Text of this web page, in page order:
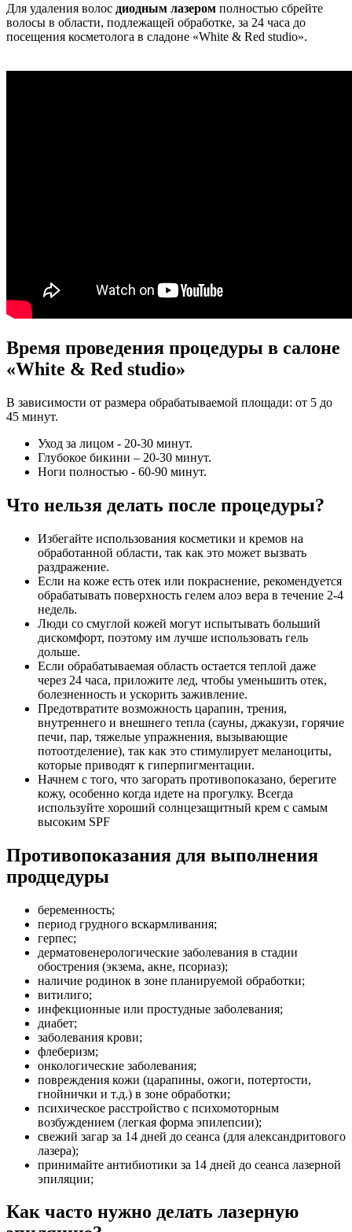
Для удаления волос диодным лазером полностью сбрейте
волосы в области, подлежащей обработке, за 24 часа до
посещения косметолога в сладоне «White & Red studio».
Время проведения процедуры в салоне
«White & Red studio»
В зависимости от размера обрабатываемой площади: от 5 до
45 минут.
Уход за лицом - 20-30 минут.
Глубокое бикини – 20-30 минут.
Ноги полностью - 60-90 минут.
Что нельзя делать после процедуры?
Избегайте использования косметики и кремов на
обработанной области, так как это может вызвать
раздражение.
Если на коже есть отек или покраснение, рекомендуется
обрабатывать поверхность гелем алоэ вера в течение 2-4
недель.
Люди со смуглой кожей могут испытывать больший
дискомфорт, поэтому им лучше использовать гель
дольше.
Если обрабатываемая область остается теплой даже
через 24 часа, приложите лед, чтобы уменьшить отек,
болезненность и ускорить заживление.
Предотвратите возможность царапин, трения,
внутреннего и внешнего тепла (сауны, джакузи, горячие
печи, пар, тяжелые упражнения, вызывающие
потоотделение), так как это стимулирует меланоциты,
которые приводят к гиперпигментации.
Начнем с того, что загорать противопоказано, берегите
кожу, особенно когда идете на прогулку. Всегда
используйте хороший солнцезащитный крем с самым
высоким SPF
Противопоказания для выполнения
продцедуры
беременность;
период грудного вскармливания;
герпес;
дерматовенерологические заболевания в стадии
обострения (экзема, акне, псориаз);
наличие родинок в зоне планируемой обработки;
витилиго;
инфекционные или простудные заболевания;
диабет;
заболевания крови;
флеберизм;
онкологические заболевания;
повреждения кожи (царапины, ожоги, потертости,
гнойнички и т.д.) в зоне обработки;
психическое расстройство с психомоторным
возбуждением (легкая форма эпилепсии);
свежий загар за 14 дней до сеанса (для александритового
лазера);
принимайте антибиотики за 14 дней до сеанса лазерной
эпиляции;
Как часто нужно делать лазерную